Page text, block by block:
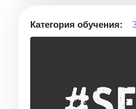
Категория обучения: